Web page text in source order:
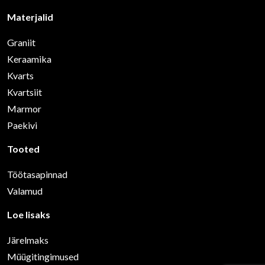
Materjalid
Graniit
Keraamika
Kvarts
Kvartsiit
Marmor
Paekivi
Tooted
Töötasapinnad
Valamud
Loe lisaks
Järelmaks
Müügitingimused